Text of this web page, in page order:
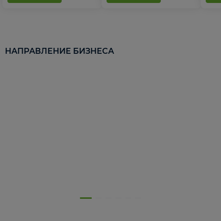
НАПРАВЛЕНИЕ БИЗНЕСА